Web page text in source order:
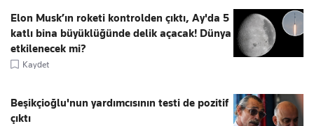
Elon Musk’ın roketi kontrolden çıktı, Ay'da 5
katlı bina büyüklüğünde delik açacak! Dünya
etkilenecek mi?
Kaydet
Beşikçioğlu'nun yardımcısının testi de pozitif
çıktı